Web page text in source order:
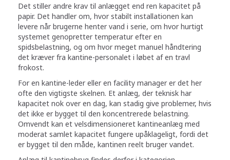
Det stiller andre krav til anlægget end ren kapacitet på
papir. Det handler om, hvor stabilt installationen kan
levere når brugerne henter vand i serie, om hvor hurtigt
systemet genopretter temperatur efter en
spidsbelastning, og om hvor meget manuel håndtering
det kræver fra kantine-personalet i løbet af en travl
frokost.
For en kantine-leder eller en facility manager er det her
ofte den vigtigste skelnen. Et anlæg, der teknisk har
kapacitet nok over en dag, kan stadig give problemer, hvis
det ikke er bygget til den koncentrerede belastning.
Omvendt kan et velsdimensioneret kantineanlæg med
moderat samlet kapacitet fungere upåklageligt, fordi det
er bygget til den måde, kantinen reelt bruger vandet.